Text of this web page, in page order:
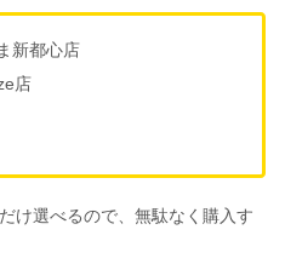
新都心店
店
け選べるので、無駄なく購入す